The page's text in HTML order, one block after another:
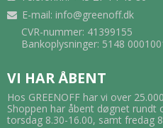
E-mail: info@greenoff.dk
CVR-nummer: 41399155
Bankoplysninger: 5148
VI HAR ÅBENT
Hos GREENOFF har vi over
Shoppen har åbent døgnet rundt
torsdag 8.30-16.00, samt fredag